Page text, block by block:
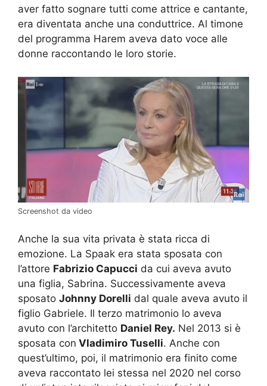
aver fatto sognare tutti come attrice e cantante,
era diventata anche una conduttrice. Al timone
del programma Harem aveva dato voce alle
donne raccontando le loro storie.
Screenshot da video
Anche la sua vita privata è stata ricca di
emozione. La Spaak era stata sposata con
l’attore Fabrizio Capucci da cui aveva avuto
una figlia, Sabrina. Successivamente aveva
sposato Johnny Dorelli dal quale aveva avuto il
figlio Gabriele. Il terzo matrimonio lo aveva
avuto con l’architetto Daniel Rey. Nel 2013 si è
sposata con Vladimiro Tuselli. Anche con
quest’ultimo, poi, il matrimonio era finito come
aveva raccontato lei stessa nel 2020 nel corso